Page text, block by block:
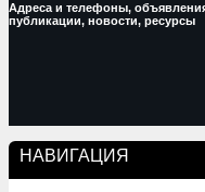
Адреса и телефоны,
публикации, новости, ресурсы
НАВИГАЦИЯ